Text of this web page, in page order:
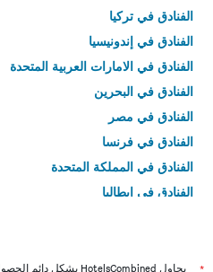
الفنادق في تركيا
الفنادق في إندونيسيا
الفنادق في الامارات العربية المتحدة
الفنادق في البحرين
الفنادق في مصر
الفنادق في فرنسا
الفنادق في المملكة المتحدة
الفنادق في إيطاليا
يحاول HotelsCombined بشكل دائم الحصول على الأسعار الدقيقة، ولكن